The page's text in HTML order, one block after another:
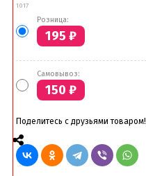
1017
Розница:
195 ₽
Самовывоз:
150 ₽
Поделитесь с друзьями товаром!